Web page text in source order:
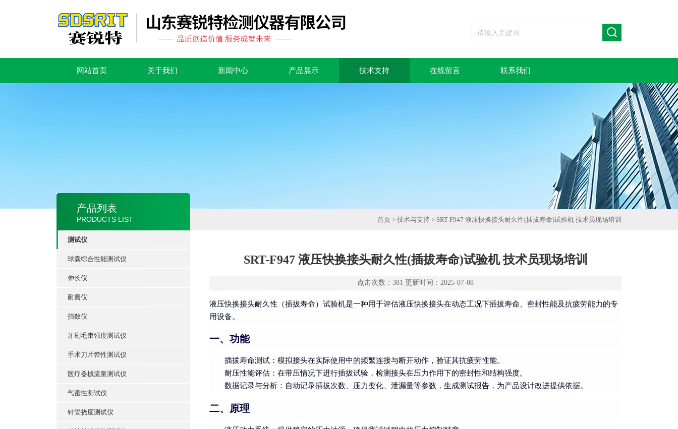
网站首页 关于我们 新闻中心 产品展示 技术支持 在线留言 联系我们
产品列表
PRODUCTS LIST
测试仪
球囊综合性能测试仪
伸长仪
耐磨仪
指数仪
牙刷毛束强度测试仪
手术刀片弹性测试仪
医疗器械流量测试仪
气密性测试仪
针管挠度测试仪
首页 > 技术与支持 > SRT-F947 液压快换接头耐久性(插拔寿命)试验机 技术员现场培训
SRT-F947 液压快换接头耐久性(插拔寿命)试验机 技术员现场培训
点击次数：381 更新时间：2025-07-08
液压快换接头耐久性（插拔寿命）试验机是一种用于评估液压快换接头在动态工况下插拔寿命、密封性能及抗疲劳能力的专
用设备。
一、功能
插拔寿命测试 ：模拟接头在实际使用中的频繁连接与断开动作，验证其抗疲劳性能。
耐压性能评估 ：在带压情况下进行插拔试验，检测接头在压力作用下的密封性和结构强度。
数据记录与分析 ：自动记录插拔次数、压力变化、泄漏量等参数，生成测试报告，为产品设计改进提供依据。
二、原理